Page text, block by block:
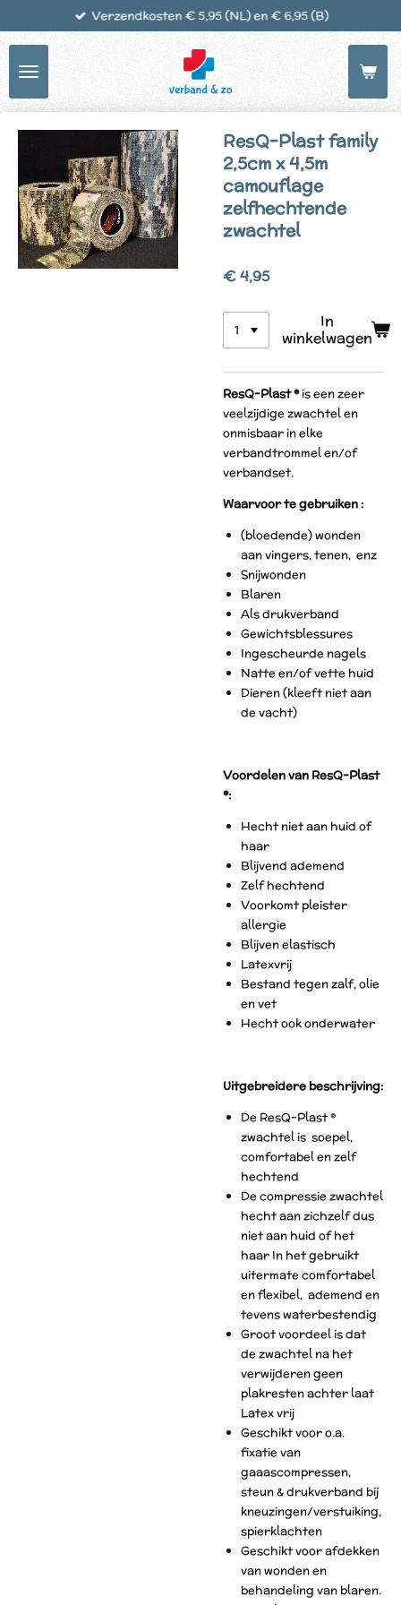
de
hoofdinhoud
Verzendkosten € 5,95 (NL) en € 6,95 (B)
ResQ-Plast family
2,5cm x 4,5m
camouflage
zelfhechtende
zwachtel
€ 4,95
In
winkelwagen
ResQ-Plast ®is een zeer
veelzijdige zwachtel en
onmisbaar in elke
verbandtrommel en/of
verbandset.
Waarvoor te gebruiken :
(bloedende) wonden
aan vingers, tenen, enz
Snijwonden
Blaren
Als drukverband
Gewichtsblessures
Ingescheurde nagels
Natte en/of vette huid
Dieren (kleeft niet aan
de vacht)
Voordelen van ResQ-Plast
®:
Hecht niet aan huid of
haar
Blijvend ademend
Zelf hechtend
Voorkomt pleister
allergie
Blijven elastisch
Latexvrij
Bestand tegen zalf, olie
en vet
Hecht ook onderwater
Uitgebreidere beschrijving:
De ResQ-Plast ®
zwachtel is soepel,
comfortabel en zelf
hechtend
De compressie zwachtel
hecht aan zichzelf dus
niet aan huid of het
haar In het gebruikt
uitermate comfortabel
en flexibel, ademend en
tevens waterbestendig
Groot voordeel is dat
de zwachtel na het
verwijderen geen
plakresten achter laat
Latex vrij
Geschikt voor o.a.
fixatie van
gaaascompressen,
steun & drukverband bij
kneuzingen/verstuiking,
spierklachten
Geschikt voor afdekken
van wonden en
behandeling van blaren.